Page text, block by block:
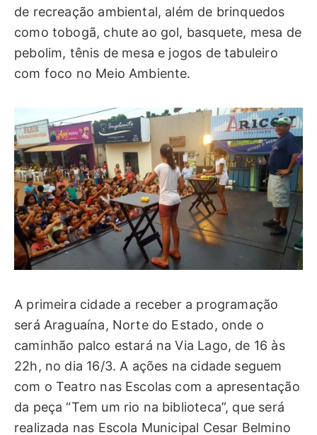
de recreação ambiental, além de brinquedos
como tobogã, chute ao gol, basquete, mesa de
pebolim, tênis de mesa e jogos de tabuleiro
com foco no Meio Ambiente.
A primeira cidade a receber a programação
será Araguaína, Norte do Estado, onde o
caminhão palco estará na Via Lago, de 16 às
22h, no dia 16/3. A ações na cidade seguem
com o Teatro nas Escolas com a apresentação
da peça “Tem um rio na biblioteca”, que será
realizada nas Escola Municipal Cesar Belmino